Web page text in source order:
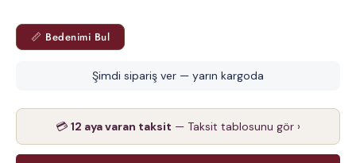
📏 Bedenimi Bul
Şimdi sipariş ver — yarın kargoda
💳 12 aya varan taksit — Taksit tablosunu gör ›